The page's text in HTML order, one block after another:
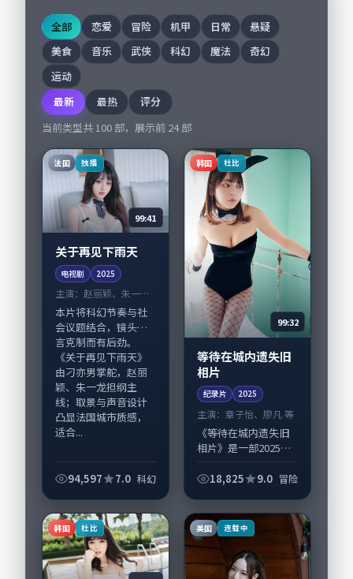
全部 恋爱 冒险 机甲 日常
悬疑
美食
音乐 武侠 科幻 魔法
奇幻
运动
最新
最热
评分
当前类型共 100 部，展示前 24部
法国 独播
99:41
关于再见下雨天
电视剧 2025
主演： 赵丽颖、朱一龙
等
本片将科幻节奏与社
会议题结合，镜头语
言克制而有后劲。
《关于再见下雨天》
由刁亦男掌舵，赵丽
颖、朱一龙担纲主
线；取景与声音设计
凸显法国城市质感，
适合...
94,597 7.0 科幻
韩国 杜比
99:32
等待在城内遗失旧
相片
纪录片 2025
主演：章子怡、廖凡 等
《等待在城内遗失旧
相片》是一部2025年
录片，由庵野秀明执
亦参与重要戏份。故
事围绕当代都市...
18,825 9.0 冒险
韩国 杜比 美国 连载中